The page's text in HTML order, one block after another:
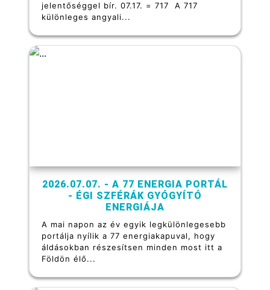
jelentőséggel bír. 07.17. = 717 A 717
különleges angyali...
2026.07.07. - A 77 ENERGIA PORTÁL
- ÉGI SZFÉRÁK GYÓGYÍTÓ
ENERGIÁJA
A mai napon az év egyik legkülönlegesebb
portálja nyílik a 77 energiakapuval, hogy
áldásokban részesítsen minden most itt a
Földön élő...